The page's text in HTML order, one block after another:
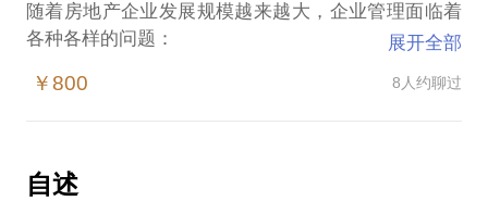
随着房地产企业发展规模越来越大，企业管理面临着
各种各样的问题：
理的利用；
所以企业需要一套统一的信息化平台，实时简洁易
用。SAP做为全球最大的企业管理软件解决方案供应
展开全部
￥800 8人约聊过
自述